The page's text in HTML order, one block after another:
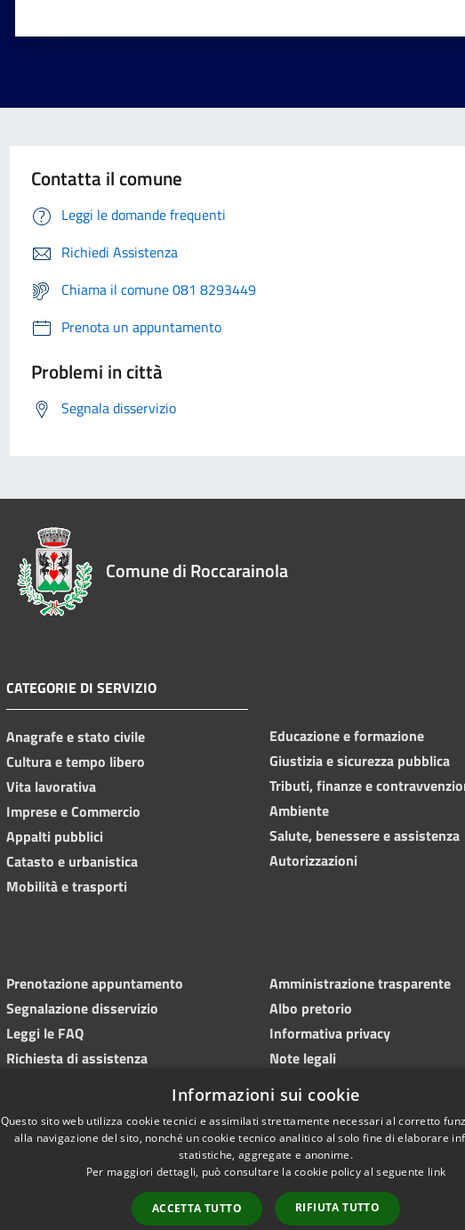
Contatta il comune
Leggi le domande frequenti
Richiedi Assistenza
Chiama il comune 081 8293449
Prenota un appuntamento
Problemi in città
Segnala disservizio
Comune di Roccarainola
CATEGORIE DI SERVIZIO
Anagrafe e stato civile
Cultura e tempo libero
Vita lavorativa
Imprese e Commercio
Appalti pubblici
Catasto e urbanistica
Mobilità e trasporti
Educazione e formazione
Giustizia e sicurezza pubblica
Tributi, finanze e
Ambiente
Salute, benessere e assistenza
Autorizzazioni
Prenotazione appuntamento
Segnalazione disservizio
Leggi le FAQ
Richiesta di assistenza
Amministrazione trasparente
Albo pretorio
Informativa privacy
Note legali
Webmail
Informazioni sui cookie
Questo sito web utilizza cookie tecnici e assimilati strettamente necessari al corretto
alla navigazione del sito, nonché un cookie tecnico analitico al solo fine di elaborare
statistiche, aggregate e anonime.
Per maggiori dettagli, può consultare la cookie policy al seguente link
ACCETTA TUTTO RIFIUTA TUTTO